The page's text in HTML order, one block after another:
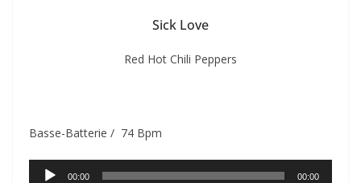
Sick Love
Red Hot Chili Peppers
Basse-Batterie / 74 Bpm
Lecteur00:00 00:00